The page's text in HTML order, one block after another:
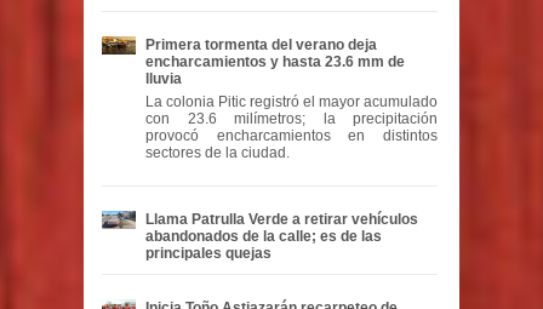
Primera tormenta del verano deja
encharcamientos y hasta 23.6 mm de
lluvia
La colonia Pitic registró el mayor acumulado
con 23.6 milímetros; la precipitación
provocó encharcamientos en distintos
sectores de la ciudad.
Llama Patrulla Verde a retirar vehículos
abandonados de la calle; es de las
principales quejas